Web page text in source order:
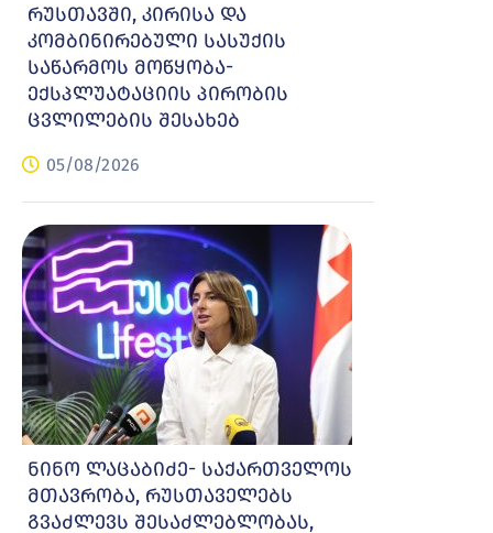
რუსთავში, კირისა და
კომბინირებული სასუქის
საწარმოს მოწყობა-
ექსპლუატაციის პირობის
ცვლილების შესახებ
05/08/2026
ნინო ლაცაბიძე- საქართველოს
მთავრობა, რუსთაველებს
გვაძლევს შესაძლებლობას,